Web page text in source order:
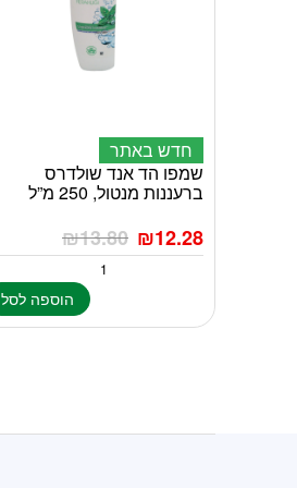
חדש באתר
שמפו הד אנד שולדרס
ברעננות מנטול, 250 מ”ל
₪13.80 ₪12.28
הוספה לסל